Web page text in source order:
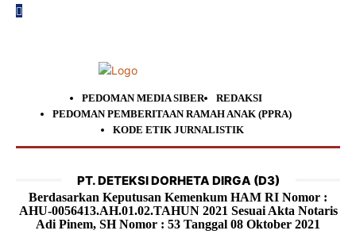
PEDOMAN MEDIA SIBER
REDAKSI
PEDOMAN PEMBERITAAN RAMAH ANAK (PPRA)
KODE ETIK JURNALISTIK
PT. DETEKSI DORHETA DIRGA (D3)
Berdasarkan Keputusan Kemenkum HAM RI Nomor :
AHU-0056413.AH.01.02.TAHUN 2021 Sesuai Akta Notaris
Adi Pinem, SH Nomor : 53 Tanggal 08 Oktober 2021